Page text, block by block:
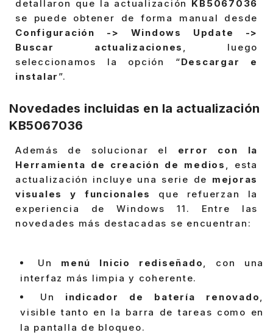
detallaron que la actualización KB5067036
se puede obtener de forma manual desde
Configuración -> Windows Update ->
Buscar actualizaciones , luego
seleccionamos la opción “Descargar e
instalar ”.
Novedades incluidas en la actualización
KB5067036
Además de solucionar el error con la
Herramienta de creación de medios , esta
actualización incluye una serie de mejoras
visuales y funcionales
que refuerzan la
experiencia de Windows 11. Entre las
novedades más destacadas se encuentran:
Un menú Inicio rediseñado, con una
interfaz más limpia y coherente.
Un indicador de batería renovado,
visible tanto en la barra de tareas como en
la pantalla de bloqueo.